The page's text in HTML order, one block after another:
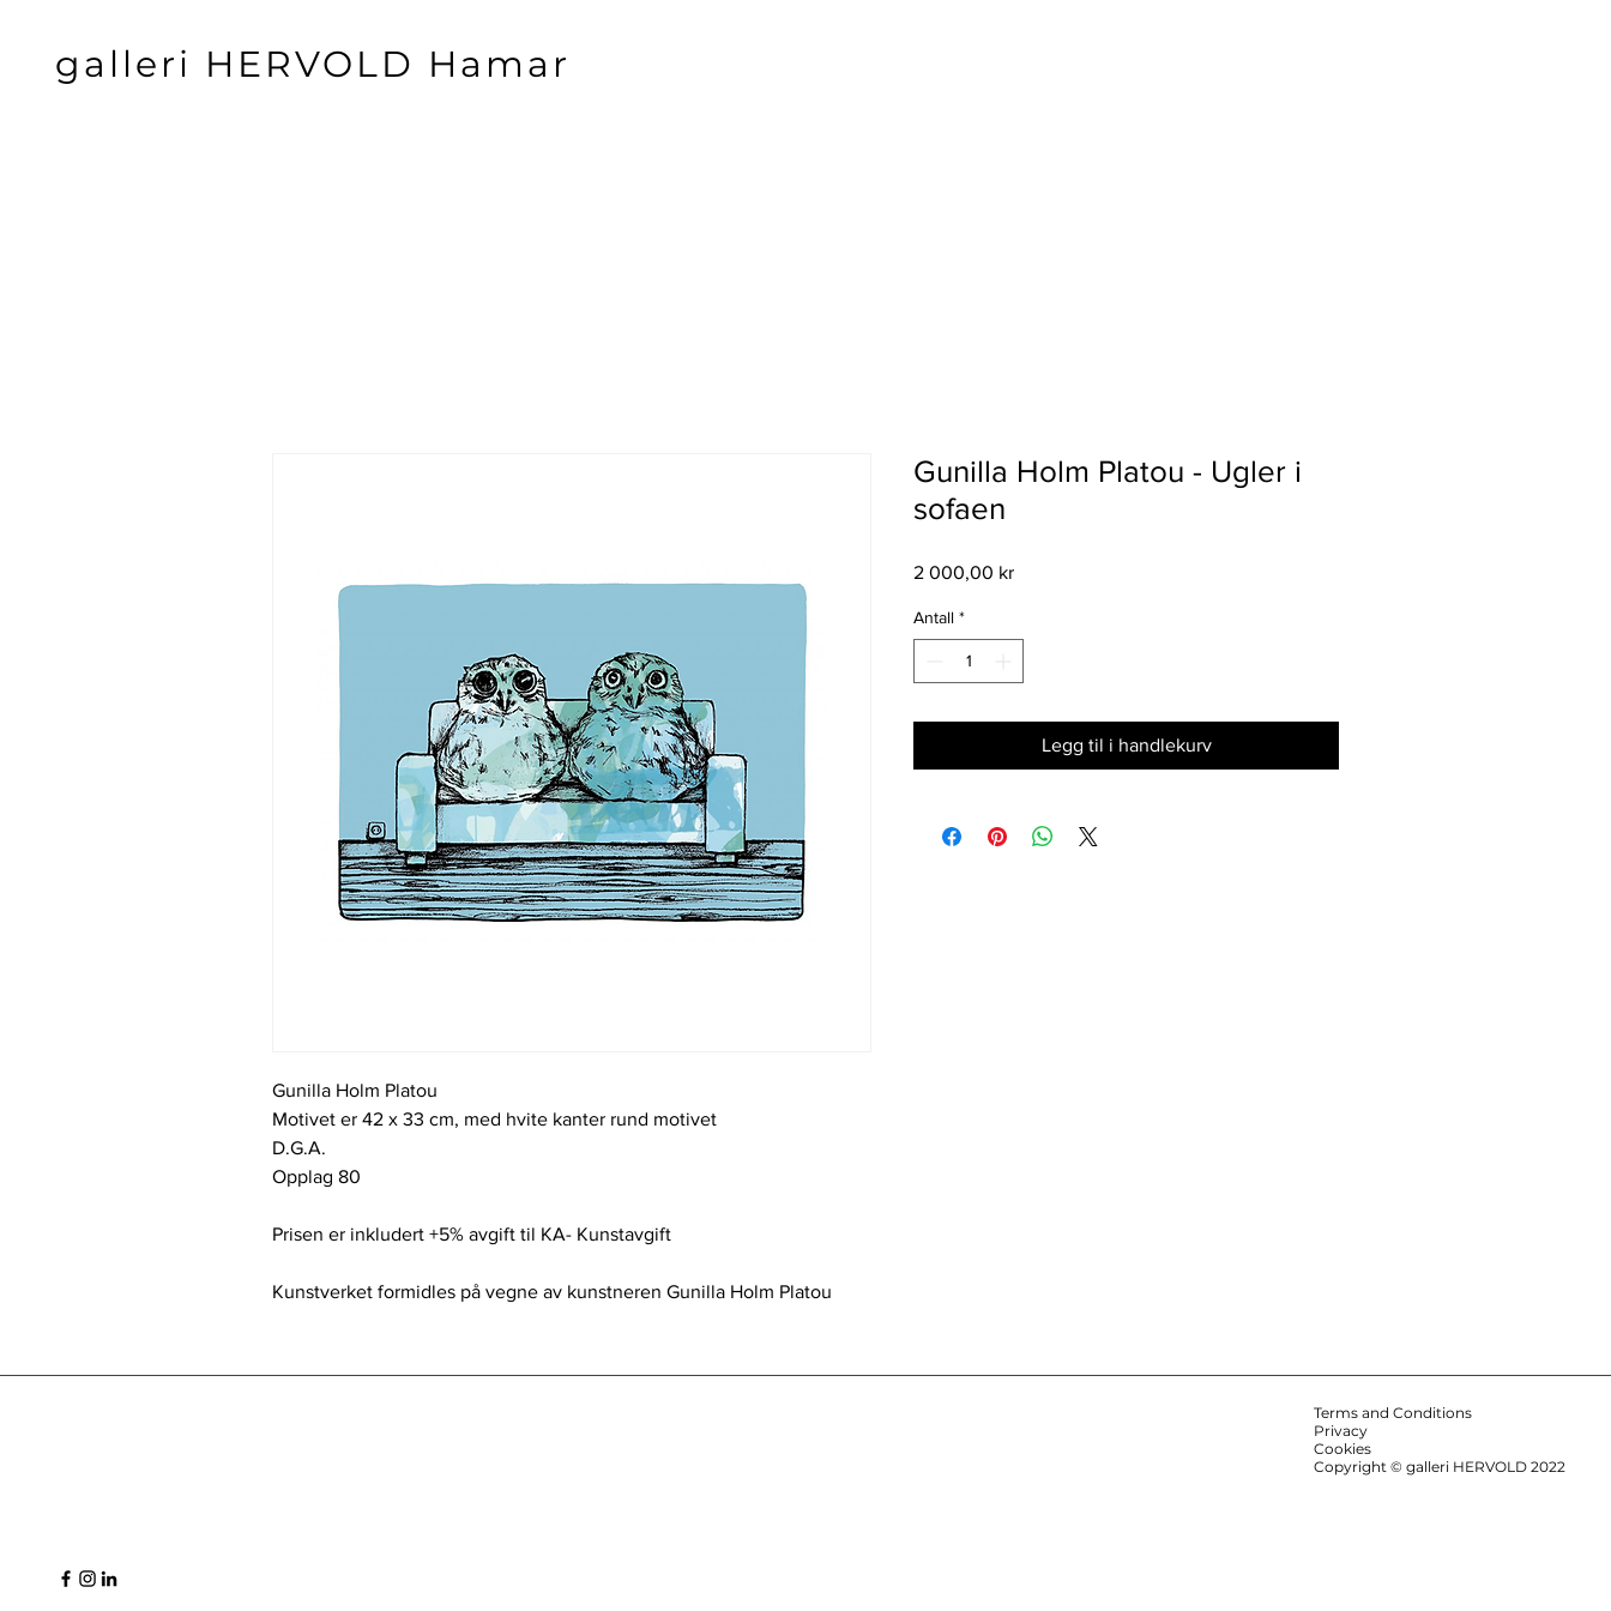
galleri HERVOLD Hamar
Gunilla Holm Platou
Motivet er 42 x 33 cm, med hvite kanter rund motivet
D.G.A.
Opplag 80
Prisen er inkludert +5% avgift til KA- Kunstavgift
Kunstverket formidles på vegne av kunstneren Gunilla Holm Platou
Gunilla Holm Platou - Ugler i
sofaen
2 000,00 krPris
Antall *
Legg til i handlekurv
Terms and Conditions
Privacy
Cookies
Copyright © galleri HERVOLD 2022